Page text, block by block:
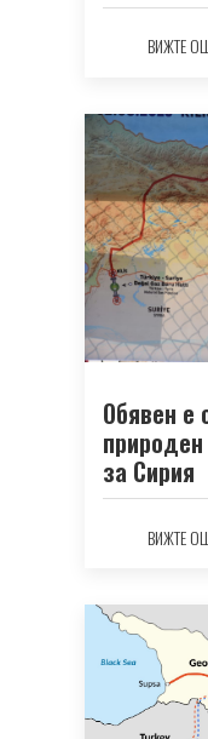
ВИЖТЕ
Обявен е
за Сирия
ВИЖТЕ